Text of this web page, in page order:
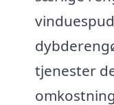
tjenester